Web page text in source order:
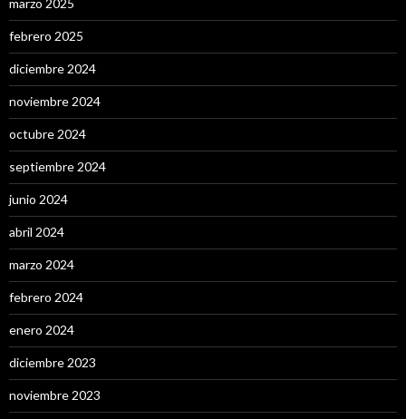
marzo 2025
febrero 2025
diciembre 2024
noviembre 2024
octubre 2024
septiembre 2024
junio 2024
abril 2024
marzo 2024
febrero 2024
enero 2024
diciembre 2023
noviembre 2023